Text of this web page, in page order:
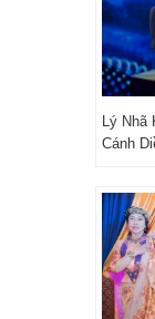
Lý Nhã
Cánh